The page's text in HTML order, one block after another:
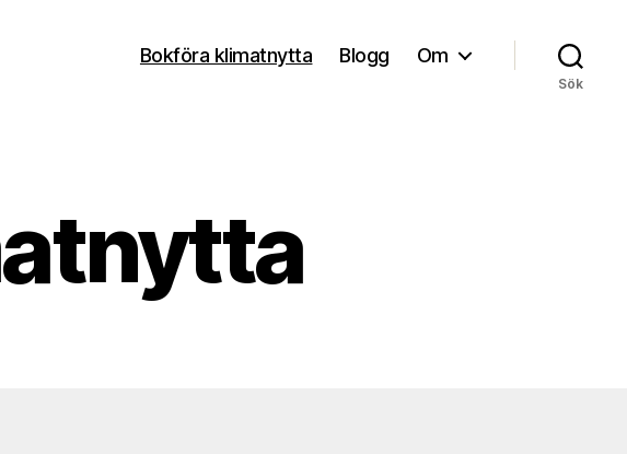
Bokföra klimatnytta Blogg Om
Sök